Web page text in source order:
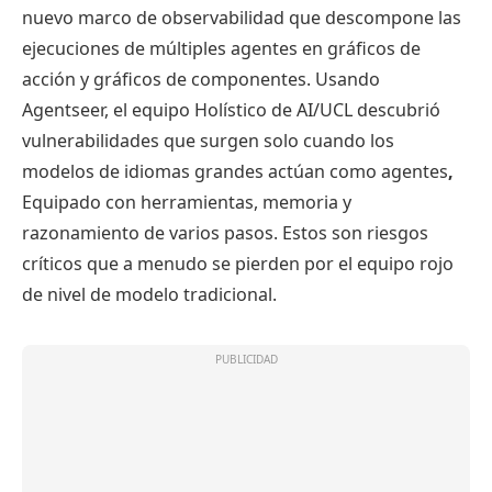
nuevo marco de observabilidad que descompone las
ejecuciones de múltiples agentes en gráficos de
acción y gráficos de componentes. Usando
Agentseer, el equipo Holístico de AI/UCL descubrió
vulnerabilidades que surgen solo cuando los
modelos de idiomas grandes actúan como agentes,
Equipado con herramientas, memoria y
razonamiento de varios pasos. Estos son riesgos
críticos que a menudo se pierden por el equipo rojo
de nivel de modelo tradicional.